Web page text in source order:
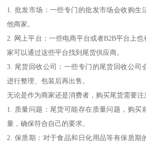
1. 批发市场：一些专门的批发市场会收购生
他商家。
2. 网上平台：一些电商平台或者B2B平台上
家可以通过这些平台找到尾货供应商。
3. 尾货回收公司：一些专门的尾货回收公司
进行整理、包装后再出售。
无论是作为商家还是消费者，购买尾货需要注
1. 质量问题：尾货可能存在质量问题，购买
量，确保符合自己的要求。
2. 保质期：对于食品和日化用品等有保质期